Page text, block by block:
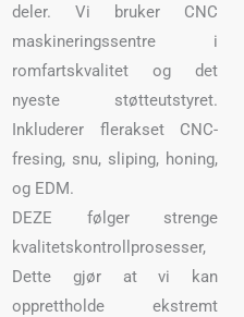
deler. Vi bruker CNC
maskineringssentre i
romfartskvalitet og det
nyeste støtteutstyret.
Inkluderer flerakset CNC-
fresing, snu, sliping, honing,
og EDM.
DEZE følger strenge
kvalitetskontrollprosesser,
Dette gjør at vi kan
opprettholde ekstremt